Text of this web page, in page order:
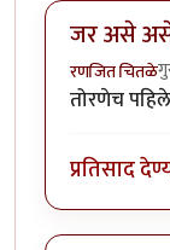
जर असे
रणजित चितळे
तोरणेच
प्रतिसाद